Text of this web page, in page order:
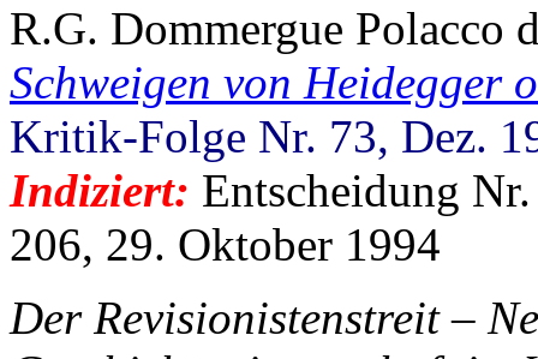
R.G. Dommergue Polacco
Schweigen von Heidegger
Kritik-Folge Nr. 73, Dez.
Indiziert: Entscheidung
206, 29. Oktober 1994
Der Revisionistenstreit –